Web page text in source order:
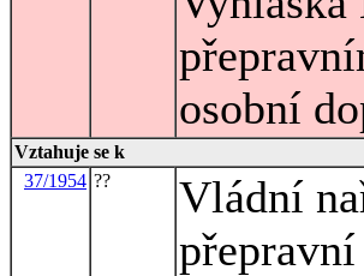
osobní
Vztahuje se k
37/1954 ??
Vládní
přepravní